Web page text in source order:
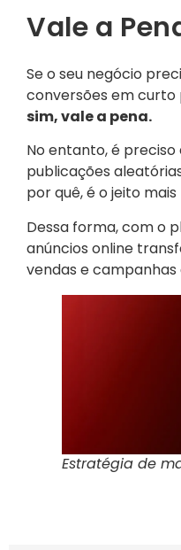
Vale a
Se o seu negócio
conversões em curto
sim, vale a pena.
No entanto, é
publicações
por quê, é o jeito
Dessa forma, com o
anúncios online
vendas e campanhas
Estratégia de